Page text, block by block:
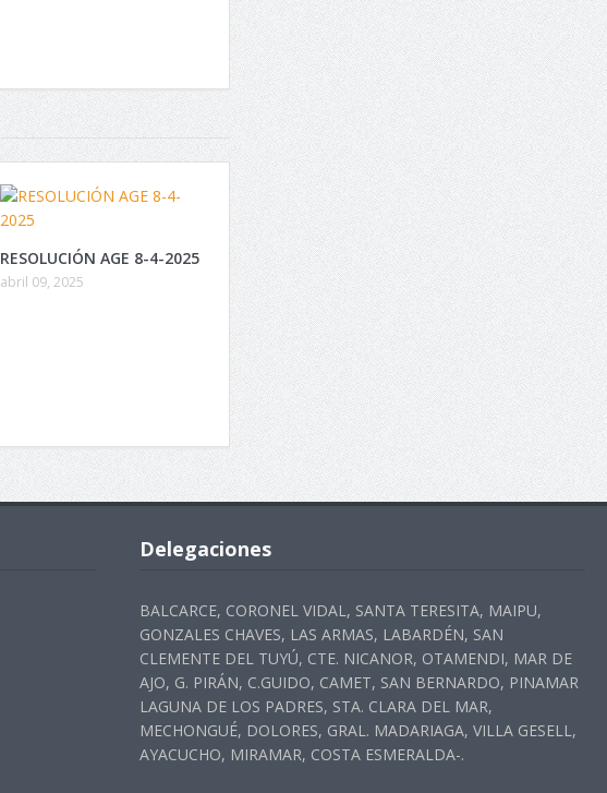
RESOLUCIÓN AGE 8-4-2025
abril 09, 2025
Delegaciones
BALCARCE, CORONEL VIDAL, SANTA TERESITA, MAIPU,
GONZALES CHAVES, LAS ARMAS, LABARDÉN, SAN
CLEMENTE DEL TUYÚ, CTE. NICANOR, OTAMENDI, MAR DE
AJO, G. PIRÁN, C.GUIDO, CAMET, SAN BERNARDO, PINAMAR
LAGUNA DE LOS PADRES, STA. CLARA DEL MAR,
MECHONGUÉ, DOLORES, GRAL. MADARIAGA, VILLA GESELL,
AYACUCHO, MIRAMAR, COSTA ESMERALDA-.